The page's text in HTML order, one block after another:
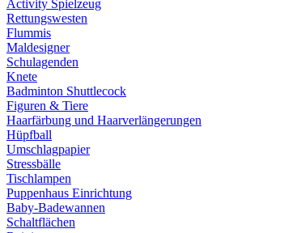
Activity Spielzeug
Rettungswesten
Flummis
Maldesigner
Schulagenden
Knete
Badminton Shuttlecock
Figuren & Tiere
Haarfärbung und Haarverlängerungen
Hüpfball
Umschlagpapier
Stressbälle
Tischlampen
Puppenhaus Einrichtung
Baby-Badewannen
Schaltflächen